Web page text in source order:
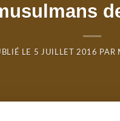
LE 5 JUILLET 2016 PAR